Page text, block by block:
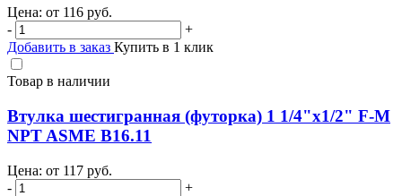
Цена: от 116 руб.
-
+
Добавить в заказ Купить в 1 клик
Товар в наличии
Втулка шестигранная (футорка) 1 1/4"х1/2" F-M
NPT ASME B16.11
Цена: от 117 руб.
-
+